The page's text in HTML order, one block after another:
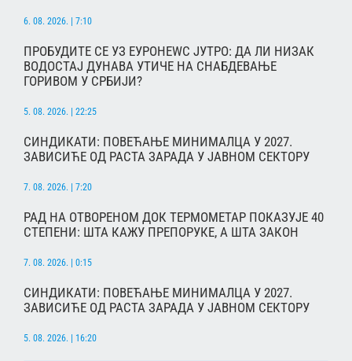
6. 08. 2026. | 7:10
ПРОБУДИТЕ СЕ УЗ ЕУРОНЕWС ЈУТРО: ДА ЛИ НИЗАК
ВОДОСТАЈ ДУНАВА УТИЧЕ НА СНАБДЕВАЊЕ
ГОРИВОМ У СРБИЈИ?
5. 08. 2026. | 22:25
СИНДИКАТИ: ПОВЕЋАЊЕ МИНИМАЛЦА У 2027.
ЗАВИСИЋЕ ОД РАСТА ЗАРАДА У ЈАВНОМ СЕКТОРУ
7. 08. 2026. | 7:20
РАД НА ОТВОРЕНОМ ДОК ТЕРМОМЕТАР ПОКАЗУЈЕ 40
СТЕПЕНИ: ШТА КАЖУ ПРЕПОРУКЕ, А ШТА ЗАКОН
7. 08. 2026. | 0:15
СИНДИКАТИ: ПОВЕЋАЊЕ МИНИМАЛЦА У 2027.
ЗАВИСИЋЕ ОД РАСТА ЗАРАДА У ЈАВНОМ СЕКТОРУ
5. 08. 2026. | 16:20